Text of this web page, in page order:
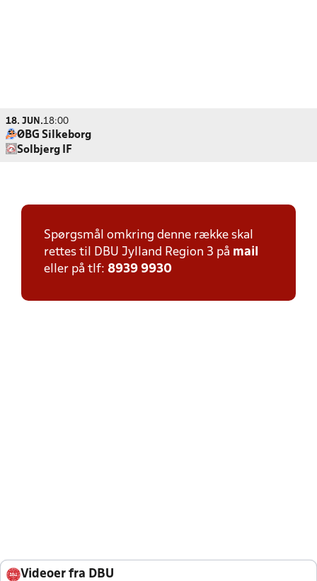
18. JUN.18:00
ØBG Silkeborg
Solbjerg IF
Spørgsmål omkring denne række skal
rettes til DBU Jylland Region 3 på mail
eller på tlf: 8939 9930
Videoer fra DBU